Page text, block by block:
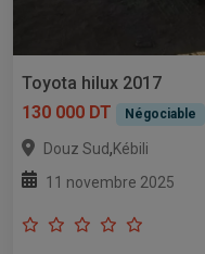
Toyota hilux 2017
130 000 DT
Négociable
Douz Sud,Kébili
11 novembre 2025